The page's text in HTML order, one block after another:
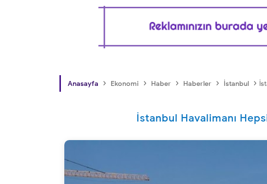
Anasayfa › Ekonomi › Haber › Haberler › İstanbul ›
İstanbul Havalimanı